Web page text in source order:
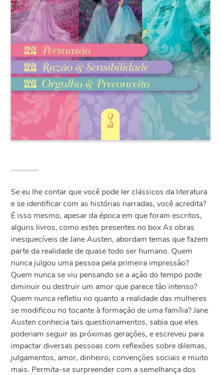
Se eu lhe contar que você pode ler clássicos da literatura
e se identificar com as histórias narradas, você acredita?
É isso mesmo, apesar da época em que foram escritos,
alguns livros, como estes presentes no box As obras
inesquecíveis de Jane Austen, abordam temas que fazem
parte da realidade de quase todo ser humano. Quem
nunca julgou uma pessoa pela primeira impressão?
Quem nunca se viu pensando se a ação do tempo pode
diminuir ou destruir um amor que parece tão intenso?
Quem nunca refletiu no quanto a realidade das mulheres
se modificou no tocante à formação de uma família? Jane
Austen conhecia tais questionamentos, sabia que eles
poderiam seguir as próximas gerações, e escreveu para
impactar diversas pessoas com reflexões sobre dilemas,
julgamentos, amor, dinheiro, convenções sociais e muito
mais. Permita-se surpreender com a semelhança dos